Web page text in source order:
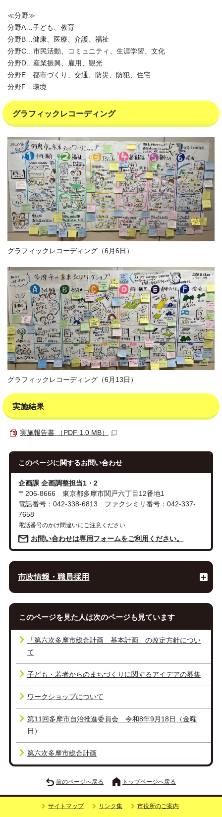
≪分野≫
分野A…子ども、教育
分野B…健康、医療、介護、福祉
分野C…市民活動、コミュニティ、生涯学習、文化
分野D…産業振興、雇用、観光
分野E…都市づくり、交通、防災、防犯、住宅
分野F…環境
グラフィックレコーディング
グラフィックレコーディング（6月6日）
グラフィックレコーディング（6月13日）
実施結果
実施報告書 （PDF 1.0 MB）
このページに関するお問い合わせ
企画課 企画調整担当1・2
〒206-8666 東京都多摩市関戸六丁目12番地1
電話番号：042-338-6813 ファクシミリ番号：042-337-
7658
電話番号のかけ間違いにご注意ください
お問い合わせは専用フォームをご利用ください。
市政情報・職員採用
このページを見た人は次のページも見ています
「第六次多摩市総合計画 基本計画」の改定方針につい
て
子ども・若者からのまちづくりに関するアイデアの募集
ワークショップについて
第11回多摩市自治推進委員会 令和8年9月18日（金曜
日）
第六次多摩市総合計画
前のページへ戻る トップページへ戻る
サイトマップ リンク集 市役所のご案内